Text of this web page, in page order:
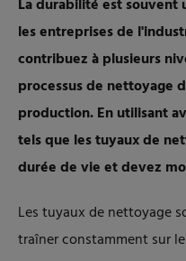
La durabilité est
les entreprises de
contribuez à plusieurs
processus de nettoyage
production. En utilisant
tels que les tuyaux de
durée de vie et devez
Les tuyaux de nettoyage
traîner constamment sur